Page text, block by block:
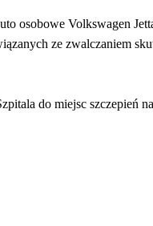
osobowe Volkswagen
ze zwalczaniem
do miejsc szczepień